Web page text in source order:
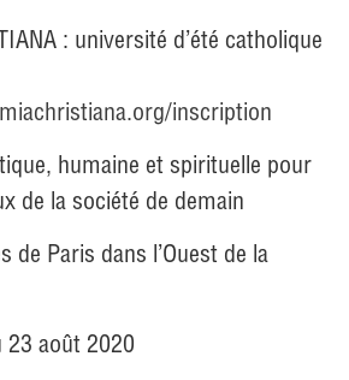
: université d’été catholique
inscription
humaine et spirituelle pour
de la société de demain
de Paris dans l’Ouest de la
23 août 2020